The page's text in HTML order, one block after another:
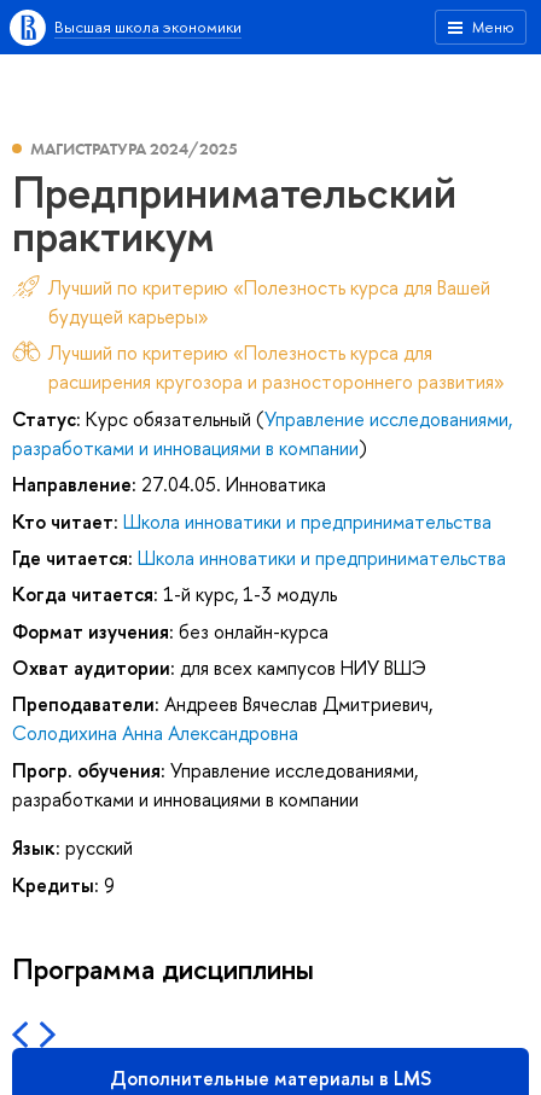
Меню
Высшая школа экономики
МАГИСТРАТУРА 2024/2025
Предпринимательский
практикум
Лучший по критерию «Полезность курса для Вашей
будущей карьеры»
Лучший по критерию «Полезность курса для
расширения кругозора и разностороннего развития»
Статус: Курс обязательный (Управление исследованиями,
разработками и инновациями в компании)
Направление: 27.04.05. Инноватика
Кто читает: Школа инноватики и предпринимательства
Где читается: Школа инноватики и предпринимательства
Когда читается: 1-й курс, 1-3 модуль
Формат изучения: без онлайн-курса
Охват аудитории: для всех кампусов НИУ ВШЭ
Преподаватели: Андреев Вячеслав Дмитриевич,
Солодихина Анна Александровна
Прогр. обучения: Управление исследованиями,
разработками и инновациями в компании
Язык: русский
Кредиты: 9
Программа дисциплины
Дополнительные материалы в LMS